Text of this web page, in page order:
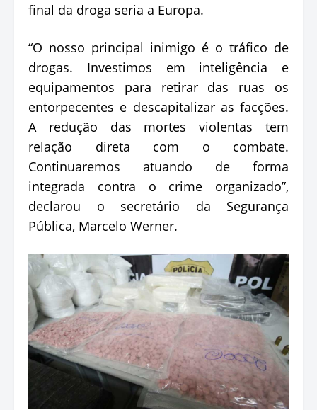
final da droga seria a Europa.
“O nosso principal inimigo é o tráfico de
drogas. Investimos em inteligência e
equipamentos para retirar das ruas os
entorpecentes e descapitalizar as facções.
A redução das mortes violentas tem
relação direta com o combate.
Continuaremos atuando de forma
integrada contra o crime organizado”,
declarou o secretário da Segurança
Pública, Marcelo Werner.